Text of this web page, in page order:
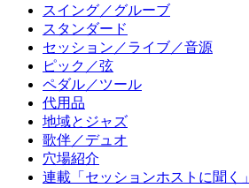
スイング／グルーブ
スタンダード
セッション／ライブ／音源
ピック／弦
ペダル／ツール
代用品
地域とジャズ
歌伴／デュオ
穴場紹介
連載「セッションホストに聞く」